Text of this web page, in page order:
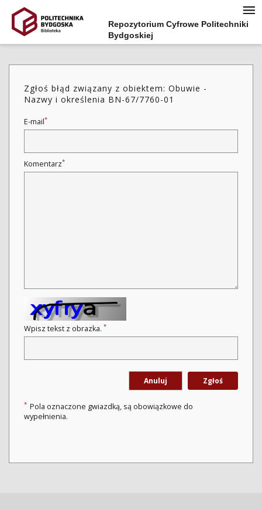
Repozytorium Cyfrowe Politechniki
Bydgoskiej
Zgłoś błąd związany z obiektem: Obuwie -
Nazwy i określenia BN-67/7760-01
E-mail*
Komentarz*
Wpisz tekst z obrazka. *
Anuluj Zgłoś
* Pola oznaczone gwiazdką, są obowiązkowe do
wypełnienia.